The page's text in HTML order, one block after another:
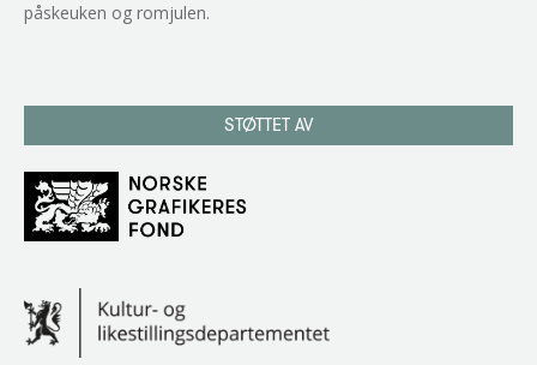
påskeuken og romjulen.
STØTTET AV